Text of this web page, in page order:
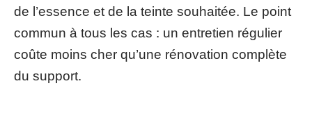
de l’essence et de la teinte souhaitée. Le point
commun à tous les cas : un entretien régulier
coûte moins cher qu’une rénovation complète
du support.